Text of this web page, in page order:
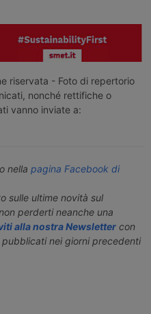
riservata - Foto di repertorio
nonché rettifiche o
vanno inviate a:
nella pagina Facebook di
sulle ultime novità sul
perderti neanche una
alla nostra Newslettercon
nei giorni precedenti